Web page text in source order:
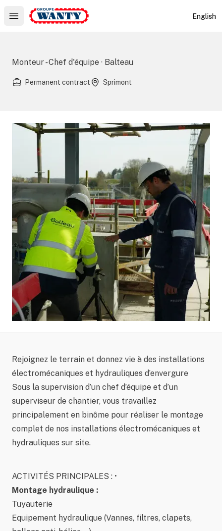
Open main menu
Le Groupe Wanty English
Monteur - Chef d'équipe · Balteau
Permanent contract Sprimont
Rejoignez le terrain et donnez vie à des installations
électromécaniques et hydrauliques d’envergure
Sous la supervision d’un chef d’équipe et d’un
superviseur de chantier, vous travaillez
principalement en binôme pour réaliser le montage
complet de nos installations électromécaniques et
hydrauliques sur site.
ACTIVITÉS PRINCIPALES : •
Montage hydraulique :
Tuyauterie
Equipement hydraulique (Vannes, filtres, clapets,